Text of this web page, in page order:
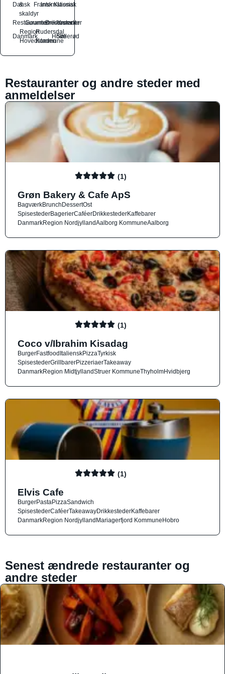
Dansk
&
skaldyr
Fransk
International
Klassisk
Restauranter
Gourmetrestauranter
Drikkesteder
Kroer
Danmark
Region
Hovedstaden
Rudersdal
Kommune
Holte
Søllerød
Restauranter og andre steder med
anmeldelser
(1)
Grøn Bakery & Cafe ApS
BagværkBrunchDessertOst
SpisestederBagerierCaféerDrikkestederKaffebarer
DanmarkRegion NordjyllandAalborg KommuneAalborg
(1)
Coco v/Ibrahim Kisadag
BurgerFastfoodItalienskPizzaTyrkisk
SpisestederGrillbarerPizzeriaerTakeaway
DanmarkRegion MidtjyllandStruer KommuneThyholmHvidbjerg
(1)
Elvis Cafe
BurgerPastaPizzaSandwich
SpisestederCaféerTakeawayDrikkestederKaffebarer
DanmarkRegion NordjyllandMariagerfjord KommuneHobro
Senest ændrede restauranter og
andre steder